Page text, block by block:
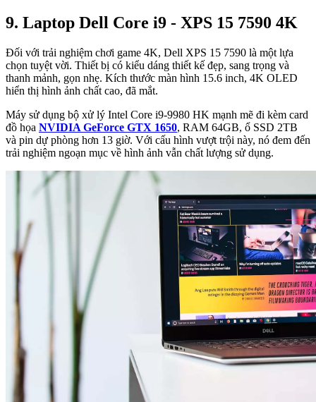
9. Laptop Dell Core i9 - XPS 15 7590 4K
Đối với trải nghiệm chơi game 4K, Dell XPS 15 7590 là một lựa
chọn tuyệt vời. Thiết bị có kiểu dáng thiết kế đẹp, sang trọng và
thanh mảnh, gọn nhẹ. Kích thước màn hình 15.6 inch, 4K OLED
hiển thị hình ảnh chất cao, đã mắt.
Máy sử dụng bộ xử lý Intel Core i9-9980 HK mạnh mẽ đi kèm card
đồ họa NVIDIA GeForce GTX 1650, RAM 64GB, ổ SSD 2TB
và pin dự phòng hơn 13 giờ. Với cấu hình vượt trội này, nó đem đến
trải nghiệm ngoạn mục về hình ảnh vẫn chất lượng sử dụng.